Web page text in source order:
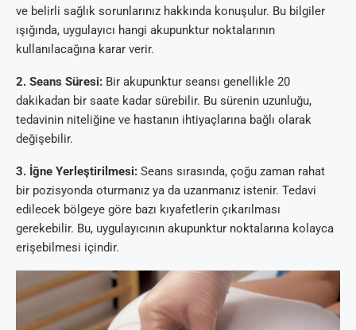
ve belirli sağlık sorunlarınız hakkında konuşulur. Bu bilgiler
ışığında, uygulayıcı hangi akupunktur noktalarının
kullanılacağına karar verir.
2. Seans Süresi: Bir akupunktur seansı genellikle 20
dakikadan bir saate kadar sürebilir. Bu sürenin uzunluğu,
tedavinin niteliğine ve hastanın ihtiyaçlarına bağlı olarak
değişebilir.
3. İğne Yerleştirilmesi: Seans sırasında, çoğu zaman rahat
bir pozisyonda oturmanız ya da uzanmanız istenir. Tedavi
edilecek bölgeye göre bazı kıyafetlerin çıkarılması
gerekebilir. Bu, uygulayıcının akupunktur noktalarına kolayca
erişebilmesi içindir.